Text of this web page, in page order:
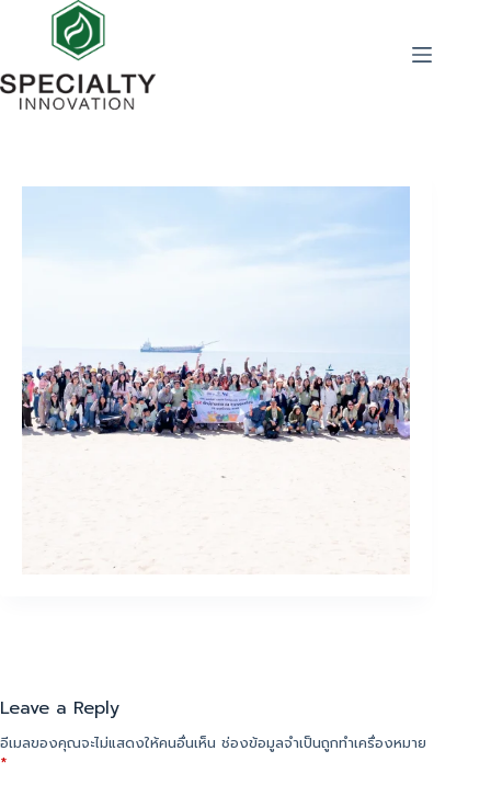
Leave a Reply
อีเมลของคุณจะไม่แสดงให้คนอื่นเห็น ช่องข้อมูลจำเป็นถูกทำเครื่องหมาย
*